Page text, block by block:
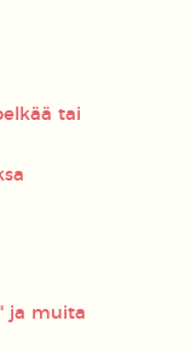
tai
ja muita